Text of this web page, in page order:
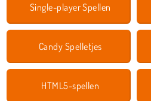
Single-player Spellen
Candy Spelletjes
HTML5-spellen